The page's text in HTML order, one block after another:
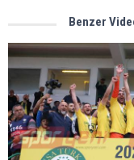
Benzer